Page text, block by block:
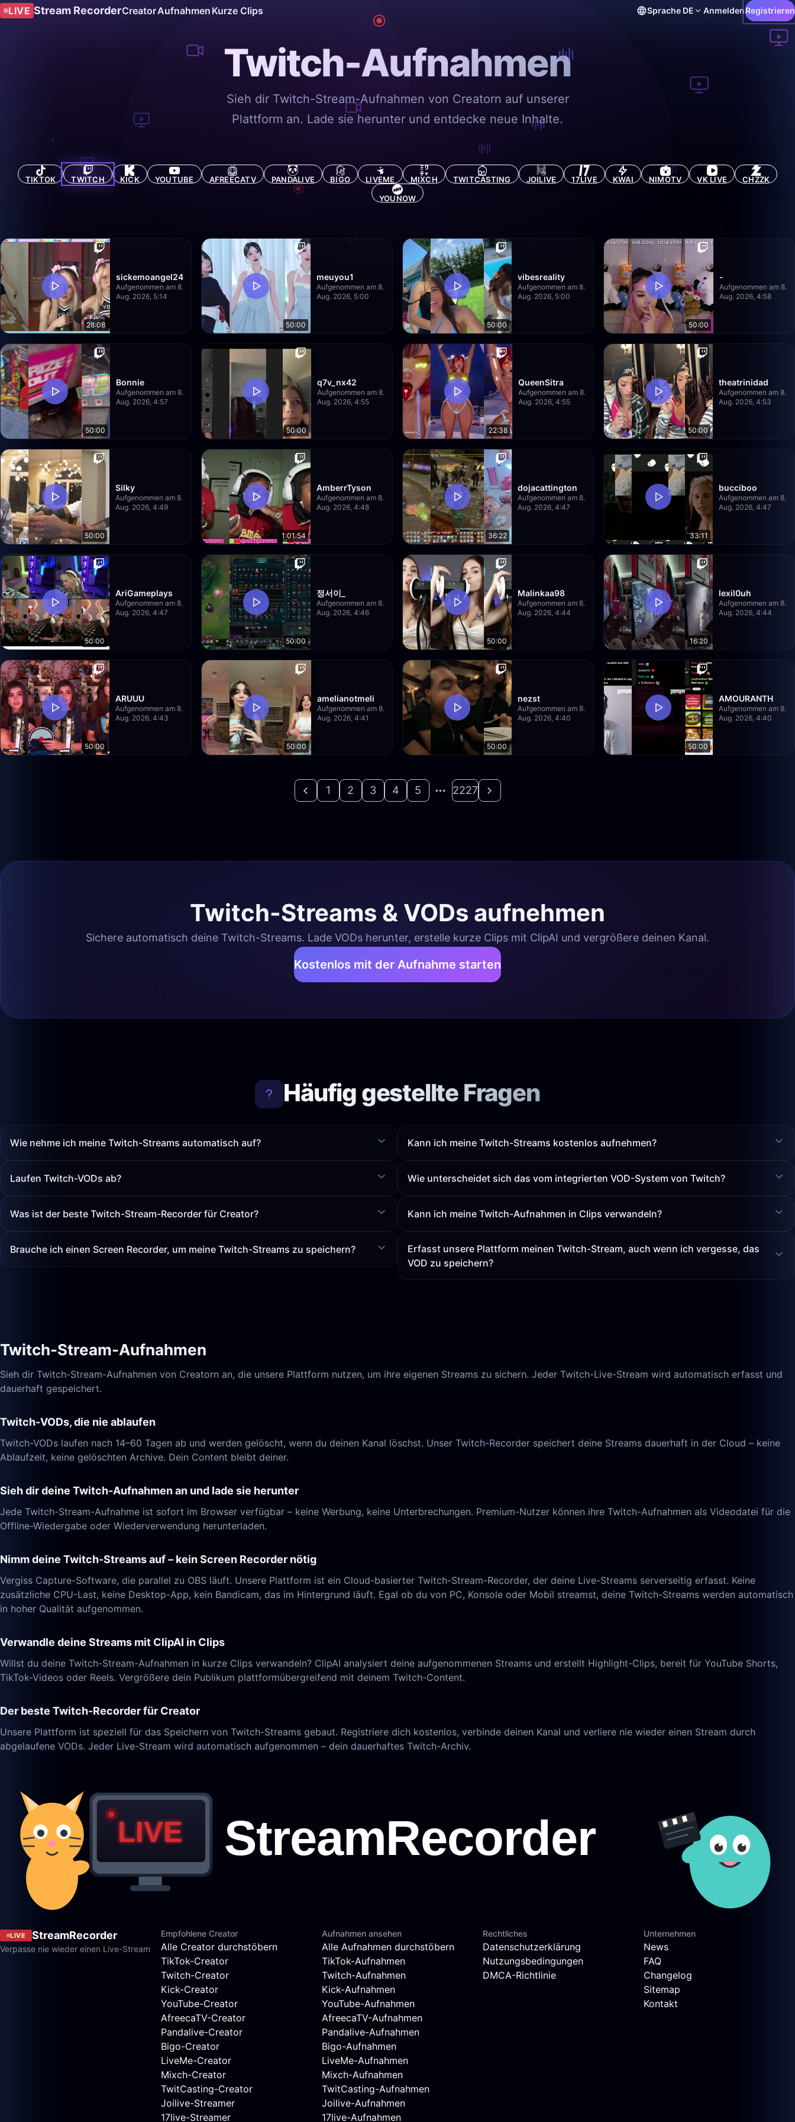
LIVE Stream RecorderCreatorAufnahmen Kurze Clips Sprache DE AnmeldenRegistrieren
Twitch-Aufnahmen
Sieh dir Twitch-Stream-Aufnahmen von Creatorn auf unserer
Plattform an. Lade sie herunter und entdecke neue Inhalte.
TIKTOK TWITCH KICK YOUTUBE AFREECATV PANDALIVE BIGO LIVEME MIXCH TWITCASTING JOILIVE 17LIVE KWAI NIMOTV VK LIVE
CHZZK
YOUNOW
28:08
sickemoangel24
Aufgenommen am 8.
Aug. 2026, 5:14
50:00
meuyou1
Aufgenommen am 8.
Aug. 2026, 5:00
50:00
vibesreality
Aufgenommen am 8.
Aug. 2026, 5:00
50:00
-
Aufgenommen am 8.
Aug. 2026, 4:58
50:00
Bonnie
Aufgenommen am 8.
Aug. 2026, 4:57
50:00
q7v_nx42
Aufgenommen am 8.
Aug. 2026, 4:55
22:38
QueenSitra
Aufgenommen am 8.
Aug. 2026, 4:55
50:00
theatrinidad
Aufgenommen am 8.
Aug. 2026, 4:53
50:00
Silky
Aufgenommen am 8.
Aug. 2026, 4:49
1:01:54
AmberrTyson
Aufgenommen am 8.
Aug. 2026, 4:48
36:22
dojacattington
Aufgenommen am 8.
Aug. 2026, 4:47
33:11
bucciboo
Aufgenommen am 8.
Aug. 2026, 4:47
50:00
AriGameplays
Aufgenommen am 8.
Aug. 2026, 4:47
50:00
정서이_
Aufgenommen am 8.
Aug. 2026, 4:46
50:00
Malinkaa98
Aufgenommen am 8.
Aug. 2026, 4:44
16:20
lexil0uh
Aufgenommen am 8.
Aug. 2026, 4:44
50:00
ARUUU
Aufgenommen am 8.
Aug. 2026, 4:43
50:00
amelianotmeli
Aufgenommen am 8.
Aug. 2026, 4:41
50:00
nezst
Aufgenommen am 8.
Aug. 2026, 4:40
50:00
AMOURANTH
Aufgenommen am 8.
Aug. 2026, 4:40
1 2 3 4 5 2227
Twitch-Streams & VODs aufnehmen
Sichere automatisch deine Twitch-Streams. Lade VODs herunter, erstelle kurze Clips mit ClipAI und vergrößere deinen Kanal.
Kostenlos mit der Aufnahme starten
Häufig gestellte Fragen
Wie nehme ich meine Twitch-Streams automatisch auf?
Laufen Twitch-VODs ab?
Was ist der beste Twitch-Stream-Recorder für Creator?
Brauche ich einen Screen Recorder, um meine Twitch-Streams zu speichern?
Kann ich meine Twitch-Streams kostenlos aufnehmen?
Wie unterscheidet sich das vom integrierten VOD-System von Twitch?
Kann ich meine Twitch-Aufnahmen in Clips verwandeln?
Erfasst unsere Plattform meinen Twitch-Stream, auch wenn ich vergesse, das
VOD zu speichern?
Twitch-Stream-Aufnahmen
Sieh dir Twitch-Stream-Aufnahmen von Creatorn an, die unsere Plattform nutzen, um ihre eigenen Streams zu sichern. Jeder Twitch-Live-Stream wird automatisch erfasst und
dauerhaft gespeichert.
Twitch-VODs, die nie ablaufen
Twitch-VODs laufen nach 14–60 Tagen ab und werden gelöscht, wenn du deinen Kanal löschst. Unser Twitch-Recorder speichert deine Streams dauerhaft in der Cloud – keine
Ablaufzeit, keine gelöschten Archive. Dein Content bleibt deiner.
Sieh dir deine Twitch-Aufnahmen an und lade sie herunter
Jede Twitch-Stream-Aufnahme ist sofort im Browser verfügbar – keine Werbung, keine Unterbrechungen. Premium-Nutzer können ihre Twitch-Aufnahmen als Videodatei für die
Offline-Wiedergabe oder Wiederverwendung herunterladen.
Nimm deine Twitch-Streams auf – kein Screen Recorder nötig
Vergiss Capture-Software, die parallel zu OBS läuft. Unsere Plattform ist ein Cloud-basierter Twitch-Stream-Recorder, der deine Live-Streams serverseitig erfasst. Keine
zusätzliche CPU-Last, keine Desktop-App, kein Bandicam, das im Hintergrund läuft. Egal ob du von PC, Konsole oder Mobil streamst, deine Twitch-Streams werden automatisch
in hoher Qualität aufgenommen.
Verwandle deine Streams mit ClipAI in Clips
Willst du deine Twitch-Stream-Aufnahmen in kurze Clips verwandeln? ClipAI analysiert deine aufgenommenen Streams und erstellt Highlight-Clips, bereit für YouTube Shorts,
TikTok-Videos oder Reels. Vergrößere dein Publikum plattformübergreifend mit deinem Twitch-Content.
Der beste Twitch-Recorder für Creator
Unsere Plattform ist speziell für das Speichern von Twitch-Streams gebaut. Registriere dich kostenlos, verbinde deinen Kanal und verliere nie wieder einen Stream durch
abgelaufene VODs. Jeder Live-Stream wird automatisch aufgenommen – dein dauerhaftes Twitch-Archiv.
LIVE StreamRecorder
Verpasse nie wieder einen Live-Stream
Empfohlene Creator
Alle Creator durchstöbern
TikTok-Creator
Twitch-Creator
Kick-Creator
YouTube-Creator
AfreecaTV-Creator
Pandalive-Creator
Bigo-Creator
LiveMe-Creator
Mixch-Creator
TwitCasting-Creator
Joilive-Streamer
17live-Streamer
Aufnahmen ansehen
Alle Aufnahmen durchstöbern
TikTok-Aufnahmen
Twitch-Aufnahmen
Kick-Aufnahmen
YouTube-Aufnahmen
AfreecaTV-Aufnahmen
Pandalive-Aufnahmen
Bigo-Aufnahmen
LiveMe-Aufnahmen
Mixch-Aufnahmen
TwitCasting-Aufnahmen
Joilive-Aufnahmen
17live-Aufnahmen
Rechtliches
Datenschutzerklärung
Nutzungsbedingungen
DMCA-Richtlinie
Unternehmen
News
FAQ
Changelog
Sitemap
Kontakt